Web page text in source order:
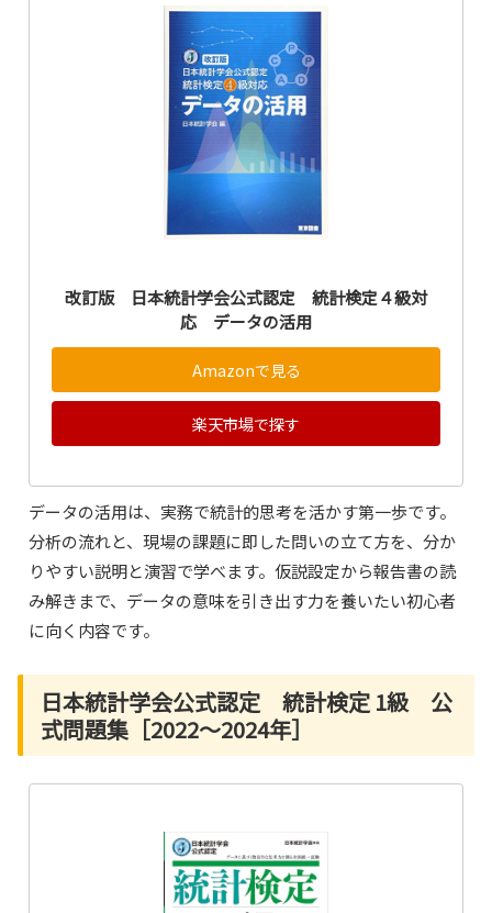
改訂版 日本統計学会公式認定 統計検定４級対
応 データの活用
Amazonで見る
楽天市場で探す
データの活用は、実務で統計的思考を活かす第一歩です。
分析の流れと、現場の課題に即した問いの立て方を、分か
りやすい説明と演習で学べます。仮説設定から報告書の読
み解きまで、データの意味を引き出す力を養いたい初心者
に向く内容です。
日本統計学会公式認定 統計検定 1級 公
式問題集［2022〜2024年］